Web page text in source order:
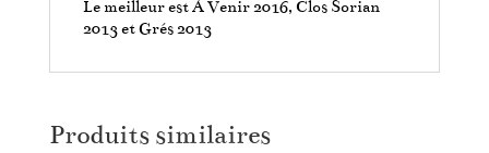
Le meilleur est À Venir 2016, Clos Sorian
2013 et Grés 2013
Produits similaires